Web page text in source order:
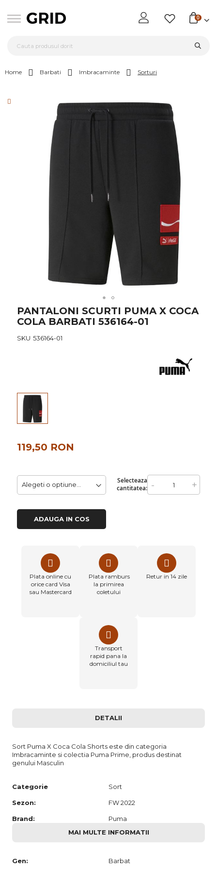
0
Home Barbati Imbracaminte Sorturi
Skip
to
the
of
PANTALONI SCURTI PUMA X COCA
COLA BARBATI 536164-01
SKU 536164-01
Selecteaza
cantitatea: - +
119,50 RON
ADAUGA IN COS
Plata online cu
orice card Visa
sau Mastercard
Plata ramburs
la primirea
coletului
Retur in 14 zile
Transport
rapid pana la
domiciliul tau
DETALII
Sort Puma X Coca Cola Shorts este din categoria
Imbracaminte si colectia Puma Prime, produs destinat
genului Masculin
Categorie Sort
Sezon: FW 2022
Brand:
Puma
MAI MULTE INFORMATII
Gen: Barbat